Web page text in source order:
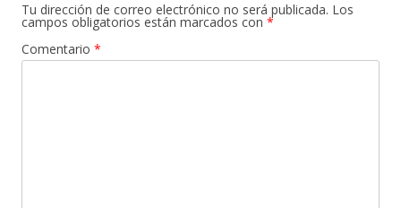
Tu dirección de correo electrónico no será publicada. Los
campos obligatorios están marcados con *
Comentario *